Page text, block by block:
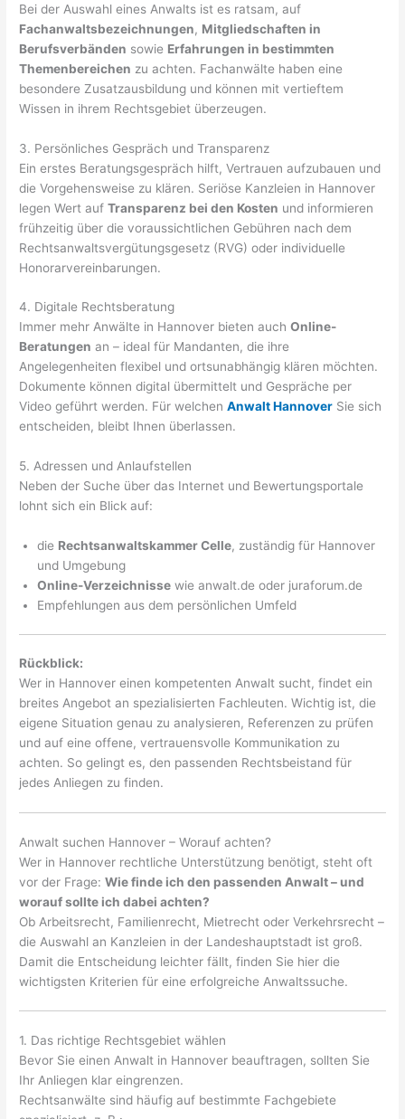
Bei der Auswahl eines Anwalts ist es ratsam, auf
Fachanwaltsbezeichnungen, Mitgliedschaften in
Berufsverbänden sowie Erfahrungen in bestimmten
Themenbereichen zu achten. Fachanwälte haben eine
besondere Zusatzausbildung und können mit vertieftem
Wissen in ihrem Rechtsgebiet überzeugen.
3. Persönliches Gespräch und Transparenz
Ein erstes Beratungsgespräch hilft, Vertrauen aufzubauen und
die Vorgehensweise zu klären. Seriöse Kanzleien in Hannover
legen Wert aufTransparenz bei den Kosten und informieren
frühzeitig über die voraussichtlichen Gebühren nach dem
Rechtsanwaltsvergütungsgesetz (RVG) oder individuelle
Honorarvereinbarungen.
4. Digitale Rechtsberatung
Immer mehr Anwälte in Hannover bieten auchOnline-
Beratungen an – ideal für Mandanten, die ihre
Angelegenheiten flexibel und ortsunabhängig klären möchten.
Dokumente können digital übermittelt und Gespräche per
Video geführt werden. Für welchenAnwalt Hannover Sie sich
entscheiden, bleibt Ihnen überlassen.
5. Adressen und Anlaufstellen
Neben der Suche über das Internet und Bewertungsportale
lohnt sich ein Blick auf:
die Rechtsanwaltskammer Celle, zuständig für Hannover
und Umgebung
Online-Verzeichnisse wie anwalt.de oder juraforum.de
Empfehlungen aus dem persönlichen Umfeld
Rückblick:
Wer in Hannover einen kompetenten Anwalt sucht, findet ein
breites Angebot an spezialisierten Fachleuten. Wichtig ist, die
eigene Situation genau zu analysieren, Referenzen zu prüfen
und auf eine offene, vertrauensvolle Kommunikation zu
achten. So gelingt es, den passenden Rechtsbeistand für
jedes Anliegen zu finden.
Anwalt suchen Hannover – Worauf achten?
Wer in Hannover rechtliche Unterstützung benötigt, steht oft
vor der Frage:Wie finde ich den passenden Anwalt – und
worauf sollte ich dabei achten?
Ob Arbeitsrecht, Familienrecht, Mietrecht oder Verkehrsrecht –
die Auswahl an Kanzleien in der Landeshauptstadt ist groß.
Damit die Entscheidung leichter fällt, finden Sie hier die
wichtigsten Kriterien für eine erfolgreiche Anwaltssuche.
1. Das richtige Rechtsgebiet wählen
Bevor Sie einen Anwalt in Hannover beauftragen, sollten Sie
Ihr Anliegen klar eingrenzen.
Rechtsanwälte sind häufig auf bestimmte Fachgebiete